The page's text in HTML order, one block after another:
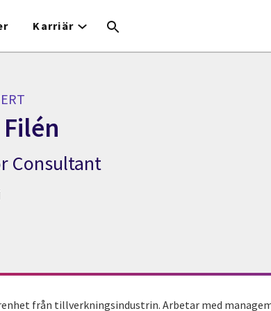
Karriär
Roy Filén
Consultant
från tillverkningsindustrin. Arbetar med